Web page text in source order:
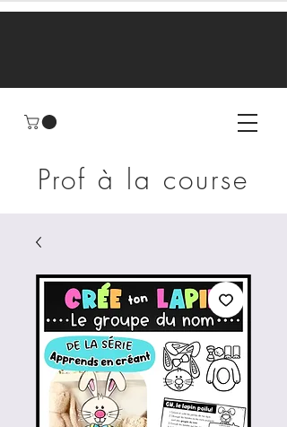
Prof à la course